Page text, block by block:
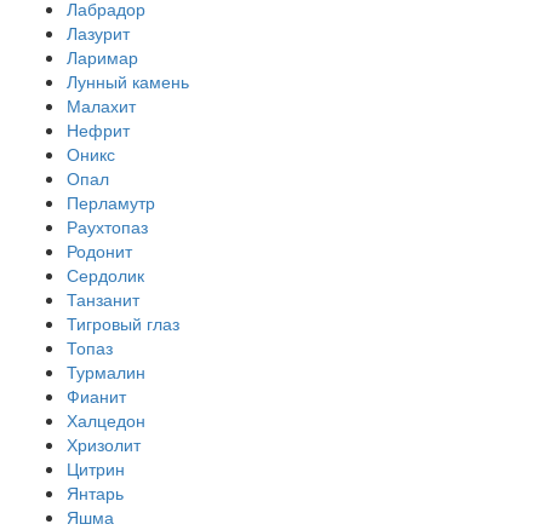
Лабрадор
Лазурит
Ларимар
Лунный камень
Малахит
Нефрит
Оникс
Опал
Перламутр
Раухтопаз
Родонит
Сердолик
Танзанит
Тигровый глаз
Топаз
Турмалин
Фианит
Халцедон
Хризолит
Цитрин
Янтарь
Яшма